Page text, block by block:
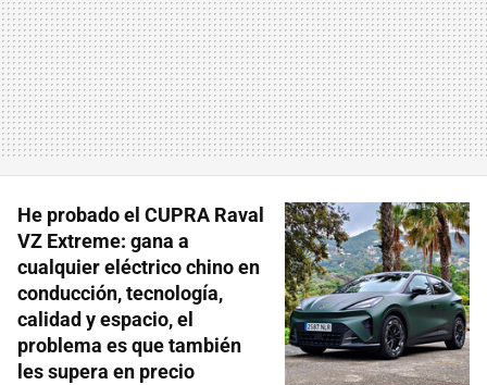
He probado el CUPRA Raval
VZ Extreme: gana a
cualquier eléctrico chino en
conducción, tecnología,
calidad y espacio, el
problema es que también
les supera en precio